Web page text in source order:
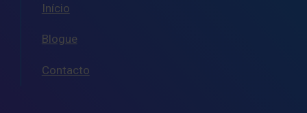
Início
Blogue
Contacto